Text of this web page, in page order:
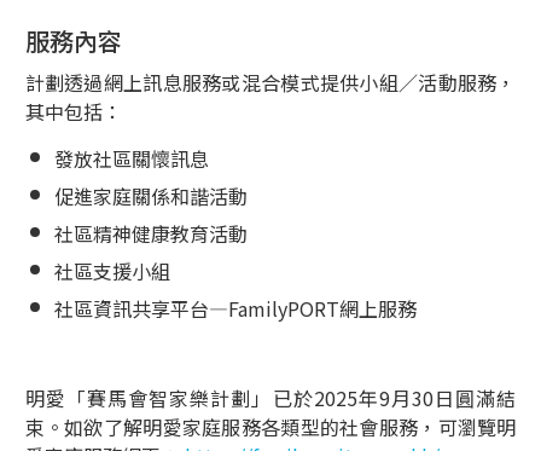
服務內容
計劃透過網上訊息服務或混合模式提供小組／活動服務，
其中包括：
發放社區關懷訊息
促進家庭關係和諧活動
社區精神健康教育活動
社區支援小組
社區資訊共享平台—FamilyPORT網上服務
明愛「賽馬會智家樂計劃」已於2025年9月30日圓滿結
束。如欲了解明愛家庭服務各類型的社會服務，可瀏覽明